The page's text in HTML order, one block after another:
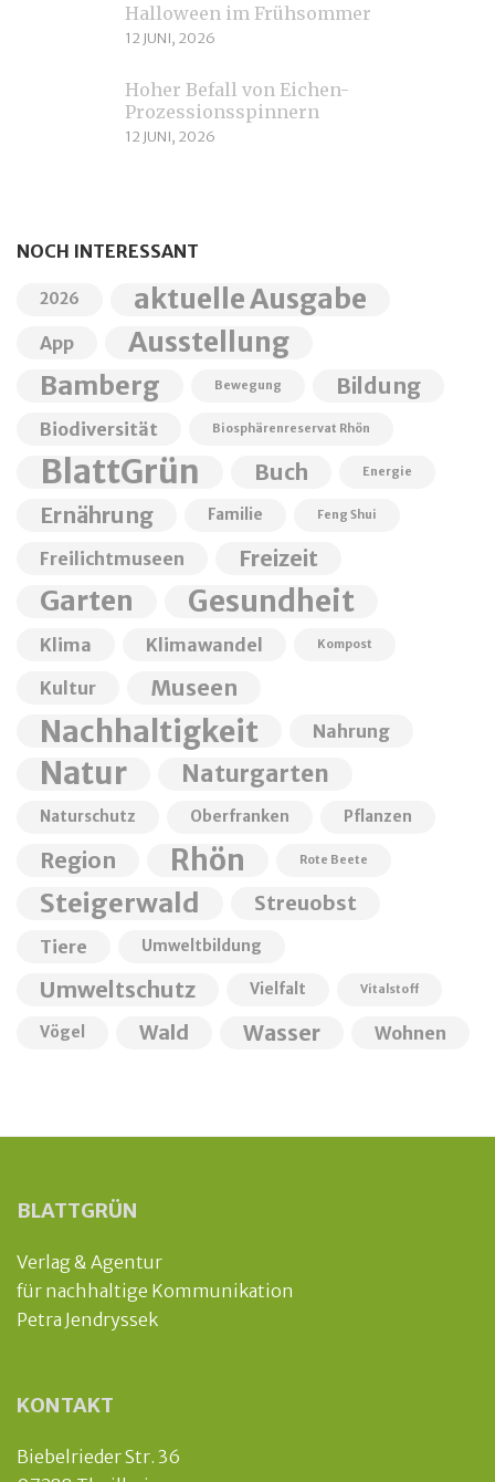
Halloween im Frühsommer
12 JUNI, 2026
Hoher Befall von Eichen-
Prozessionsspinnern
12 JUNI, 2026
NOCH INTERESSANT
2026 aktuelle Ausgabe
App Ausstellung
Bamberg Bewegung Bildung
Biodiversität Biosphärenreservat Rhön
BlattGrün Buch Energie
Ernährung Familie Feng Shui
Freilichtmuseen Freizeit
Garten Gesundheit
Klima Klimawandel Kompost
Kultur Museen
Nachhaltigkeit Nahrung
Natur Naturgarten
Naturschutz Oberfranken Pflanzen
Region Rhön Rote Beete
Steigerwald Streuobst
Tiere Umweltbildung
Umweltschutz Vielfalt Vitalstoff
Vögel Wald Wasser Wohnen
BLATTGRÜN
Verlag & Agentur
für nachhaltige Kommunikation
Petra Jendryssek
KONTAKT
Biebelrieder Str. 36